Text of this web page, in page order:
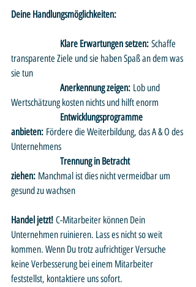
Deine Handlungsmöglichkeiten:
		Klare Erwartungen setzen:
Schaffe
transparente Ziele und sie haben Spaß an dem was
sie tun
		Anerkennung zeigen:
Lob und
Wertschätzung kosten nichts und hilft enorm
anbieten: Fördere die Weiterbildung, das A & O des
Unternehmens
ziehen: Manchmal ist dies nicht vermeidbar um
gesund zu wachsen
Handel jetzt! C-Mitarbeiter können Dein
Unternehmen ruinieren. Lass es nicht so weit
kommen. Wenn Du trotz aufrichtiger Versuche
keine Verbesserung bei einem Mitarbeiter
feststellst, kontaktiere uns sofort.